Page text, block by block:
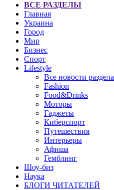
ВСЕ РАЗДЕЛЫ
Главная
Украина
Город
Мир
Бизнес
Спорт
Lifestyle
Все новости раздела
Fashion
Food&Drinks
Моторы
Гаджеты
Киберспорт
Путешествия
Интерьеры
Афиша
Гемблинг
Шоу-биз
Наука
БЛОГИ ЧИТАТЕЛЕЙ